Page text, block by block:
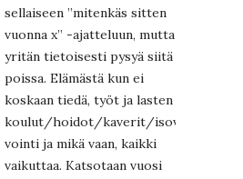
sellaiseen ”mitenkäs sitten
vuonna x” -ajatteluun, mutta
yritän tietoisesti pysyä siitä
poissa. Elämästä kun ei
koskaan tiedä, työt ja lasten
koulut/hoidot/kaverit/
vointi ja mikä vaan, kaikki
vaikuttaa. Katsotaan vuosi